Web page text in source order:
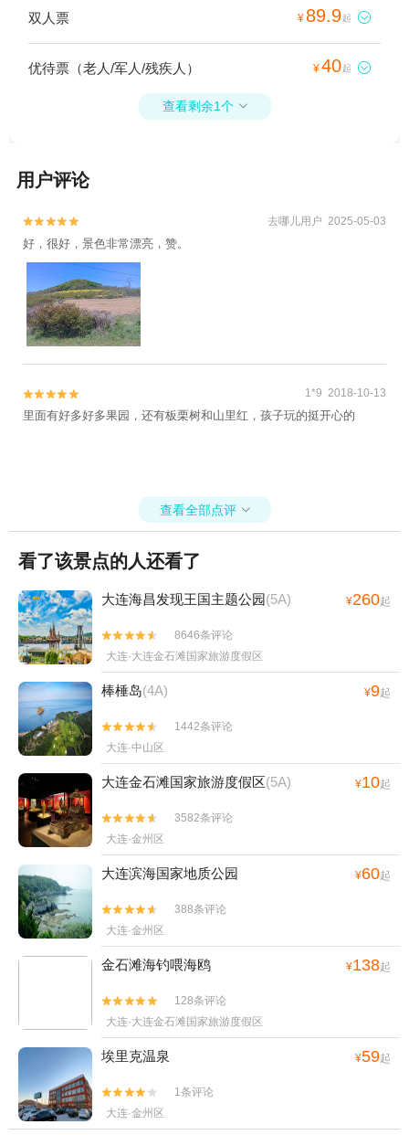
双人票 ¥ 89.9起 
优待票（老人/军人/残疾人） ¥40起 
查看剩余1个 
用户评论

 去哪儿用户 2025-05-03
好，很好，景色非常漂亮，赞。

 1*9 2018-10-13
里面有好多好多果园，还有板栗树和山里红，孩子玩的挺开心的
查看全部点评 
看了该景点的人还看了
大连海昌发现王国主题公园 (5A) ¥260起


8646条评论
大连·大连金石滩国家旅游度假区
棒棰岛(4A) ¥9起


1442条评论
大连·中山区
大连金石滩国家旅游度假区(5A) ¥10起


3582条评论
大连·金州区
大连滨海国家地质公园 ¥60起


388条评论
大连·金州区
金石滩海钓喂海鸥 ¥138起


128条评论
大连·大连金石滩国家旅游度假区
埃里克温泉 ¥59起


1条评论
大连·金州区